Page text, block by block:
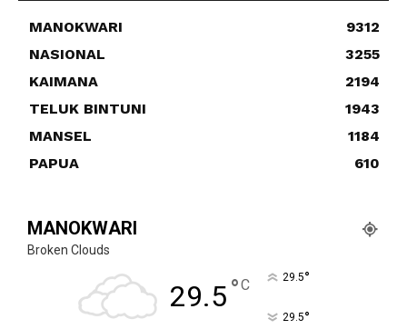
MANOKWARI
9312
NASIONAL
3255
KAIMANA
2194
TELUK BINTUNI
1943
MANSEL
1184
PAPUA
610
MANOKWARI
Broken Clouds
29.5°C 29.5°
29.5°